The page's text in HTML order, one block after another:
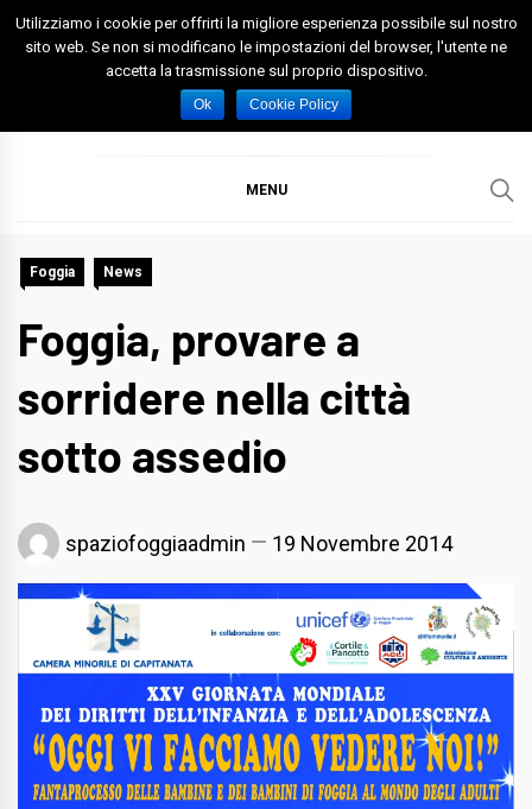
Skip
Spazio Foggia
Foggia News Calcio Eventi e Attività nella Capitanata
MENU
Foggia News
Foggia, provare a
sorridere nella città
sotto assedio
spaziofoggiaadmin 19 Novembre 2014
Utilizziamo i cookie per offrirti la migliore esperienza possibile sul nostro
sito web. Se non si modificano le impostazioni del browser, l'utente ne
accetta la trasmissione sul proprio dispositivo.
Ok Cookie Policy